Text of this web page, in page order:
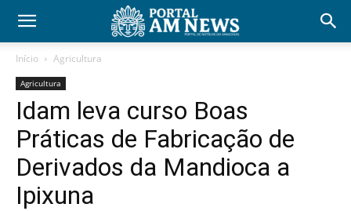
Início Agricultura
Agricultura
Idam leva curso Boas
Práticas de Fabricação de
Derivados da Mandioca a
Ipixuna